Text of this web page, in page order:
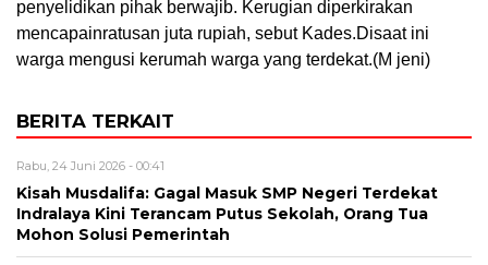
penyelidikan pihak berwajib. Kerugian diperkirakan
mencapainratusan juta rupiah, sebut Kades.Disaat ini
warga mengusi kerumah warga yang terdekat.(M jeni)
BERITA TERKAIT
Rabu, 24 Juni 2026 - 00:41
Kisah Musdalifa: Gagal Masuk SMP Negeri Terdekat
Indralaya Kini Terancam Putus Sekolah, Orang Tua
Mohon Solusi Pemerintah